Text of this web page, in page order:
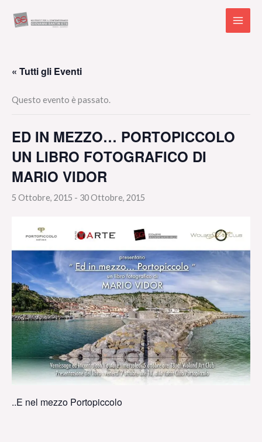
« Tutti gli Eventi
Questo evento è passato.
ED IN MEZZO… PORTOPICCOLO
UN LIBRO FOTOGRAFICO DI
MARIO VIDOR
5 Ottobre, 2015 - 30 Ottobre, 2015
..E nel mezzo Portopiccolo